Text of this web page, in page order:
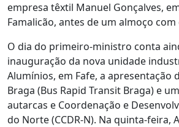
empresa têxtil Manuel Gonçalves,
Famalicão, antes de um almoço
O dia do primeiro-ministro conta
inauguração da nova unidade
Alumínios, em Fafe, a apresentação
Braga (Bus Rapid Transit Braga) e
autarcas e Coordenação e
do Norte (CCDR-N). Na quinta-feira,